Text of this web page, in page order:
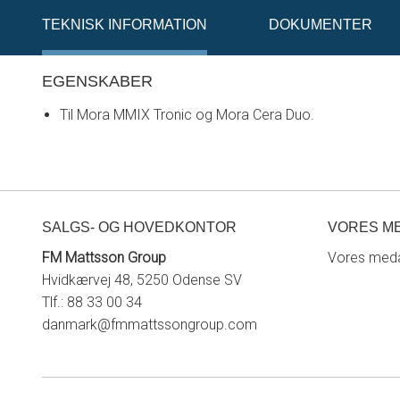
TEKNISK INFORMATION DOKUMENTER
EGENSKABER
Til Mora MMIX Tronic og Mora Cera Duo.
SALGS- OG HOVEDKONTOR
FM Mattsson Group
Hvidkærvej 48, 5250 Odense SV
Tlf.: 88 33 00 34
danmark@fmmattssongroup.com
VORES
Vores